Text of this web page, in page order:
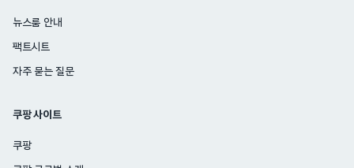
뉴스룸 안내
팩트시트
자주 묻는 질문
쿠팡 사이트
쿠팡